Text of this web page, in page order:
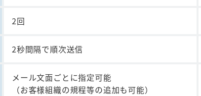
2回
2秒間隔で順次送信
メール文面ごとに指定可能
（お客様組織の規程等の追加も可能）